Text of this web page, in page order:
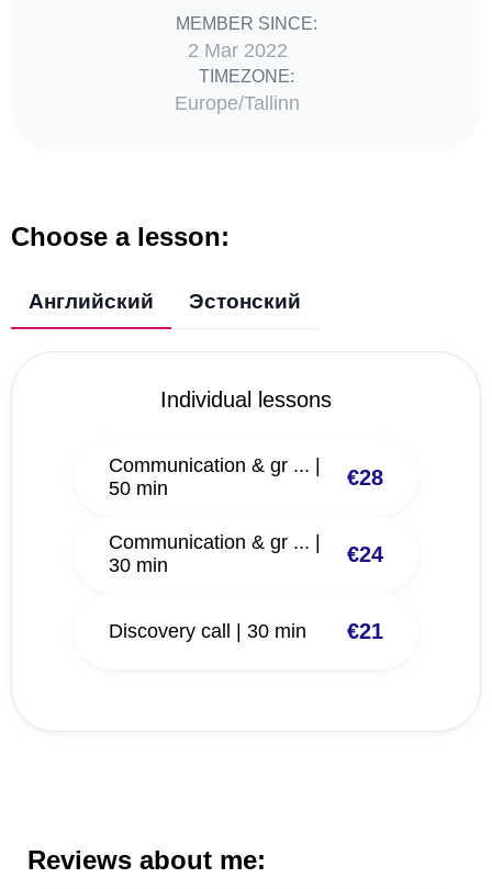
MEMBER SINCE:
2 Mar 2022
TIMEZONE:
Europe/Tallinn
Choose a lesson:
Английский Эстонский
Individual lessons
Communication & gr ... |
50 min
€28
Communication & gr ... |
30 min
€24
Discovery call | 30 min €21
Reviews about me: